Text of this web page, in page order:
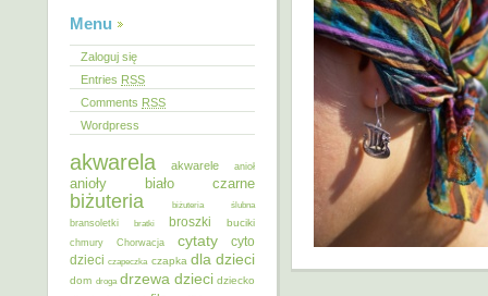
Menu
Zaloguj się
Entries RSS
Comments RSS
Wordpress
akwarela akwarele anioł
anioły biało czarne
biżuteria
biżuteria ślubna
bransoletki
bratki broszki buciki
chmury Chorwacja cytaty
cyto
dzieci czapeczka czapka dla dzieci
dom droga drzewa dzieci dziecko